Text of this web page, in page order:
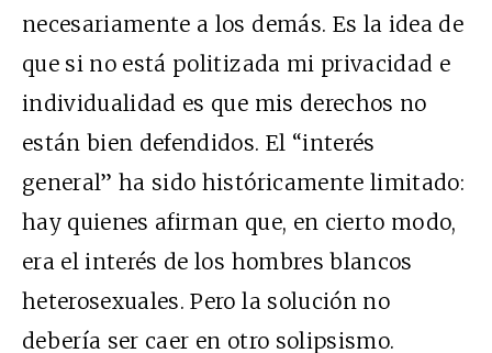
necesariamente a los demás. Es la idea de
que si no está politizada mi privacidad e
individualidad es que mis derechos no
están bien defendidos. El “interés
general” ha sido históricamente limitado:
hay quienes afirman que, en cierto modo,
era el interés de los hombres blancos
heterosexuales. Pero la solución no
debería ser caer en otro solipsismo.